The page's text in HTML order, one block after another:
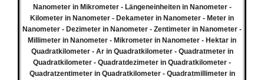
Nanometer in Mikrometer - Längeneinheiten in Nanometer -
Kilometer in Nanometer - Dekameter in Nanometer - Meter in
Nanometer - Dezimeter in Nanometer - Zentimeter in Nanometer -
Millimeter in Nanometer - Mikrometer in Nanometer - Hektar in
Quadratkilometer - Ar in Quadratkilometer - Quadratmeter in
Quadratkilometer - Quadratdezimeter in Quadratkilometer -
Quadratzentimeter in Quadratkilometer - Quadratmillimeter in